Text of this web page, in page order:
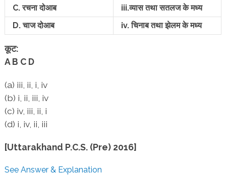
C. रचना दोआब
iii.व्यास तथा सतलज के मध्य
D. चाज दोआब
iv. चिनाब तथा झेलम के मध्य
कूट:
A B C D
(a) iii, ii, i, iv
(b) i, ii, iii, iv
(c) iv, iii, ii, i
(d) i, iv, ii, iii
[Uttarakhand P.C.S. (Pre) 2016]
See Answer & Explanation